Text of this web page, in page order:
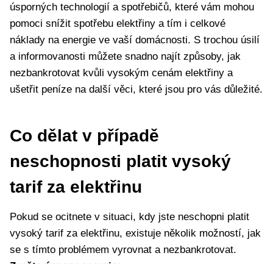
úsporných technologií a spotřebičů, které vám mohou
pomoci snížit spotřebu elektřiny a tím i celkové
náklady na energie ve vaší domácnosti. S trochou úsilí
a informovanosti můžete snadno najít způsoby, jak
nezbankrotovat kvůli vysokým cenám elektřiny a
ušetřit peníze na další věci, které jsou pro vás důležité.
Co dělat v případě
neschopnosti platit vysoký
tarif za elektřinu
Pokud se ocitnete v situaci, kdy jste neschopni platit
vysoký tarif za elektřinu, existuje několik možností, jak
se s tímto problémem vyrovnat a nezbankrotovat.